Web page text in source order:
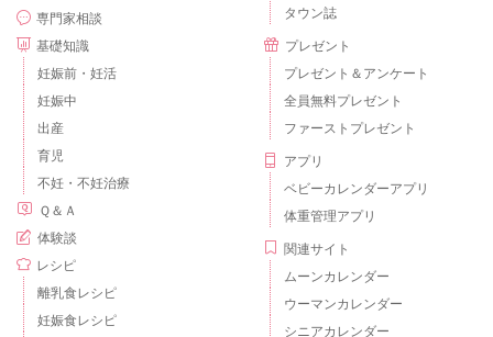
専門家相談
基礎知識
妊娠前・妊活
妊娠中
出産
育児
不妊・不妊治療
Ｑ＆Ａ
体験談
レシピ
離乳食レシピ
妊娠食レシピ
タウン誌
プレゼント
プレゼント＆アンケート
全員無料プレゼント
ファーストプレゼント
アプリ
ベビーカレンダーアプリ
体重管理アプリ
関連サイト
ムーンカレンダー
ウーマンカレンダー
シニアカレンダー